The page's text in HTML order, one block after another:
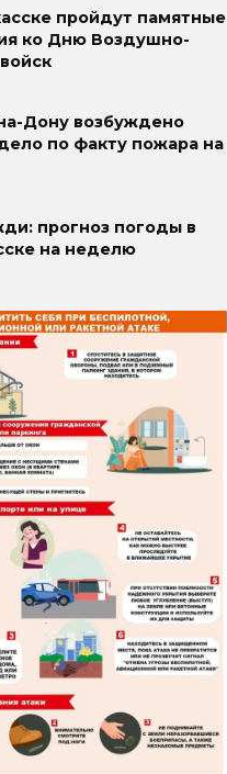
пройдут памятные
ко Дню Воздушно-
Дону возбуждено
по факту пожара на
прогноз погоды в
на неделю